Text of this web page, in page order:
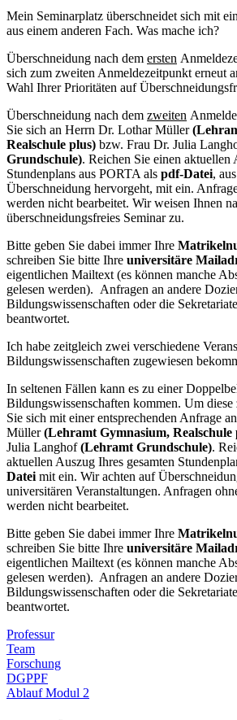
Mein Seminarplatz überschneidet sich mit
aus einem anderen Fach. Was mache ich?
Überschneidung nach dem ersten
sich zum zweiten Anmeldezeitpunkt erneut
Wahl Ihrer Prioritäten auf
Überschneidung nach dem zweiten
Sie sich an Herrn Dr. Lothar Müller
Realschule plus) bzw. Frau Dr. Julia
Grundschule). Reichen Sie einen aktuellen
Stundenplans aus PORTA als pdf-Datei,
Überschneidung hervorgeht, mit ein.
werden nicht bearbeitet. Wir weisen Ihnen
überschneidungsfreies Seminar zu.
Bitte geben Sie dabei immer Ihre
schreiben Sie bitte Ihre universitäre
eigentlichen Mailtext (es können manche
gelesen werden). Anfragen an andere
Bildungswissenschaften oder die
beantwortet.
Ich habe zeitgleich zwei verschiedene
Bildungswissenschaften zugewiesen
In seltenen Fällen kann es zu einer
Bildungswissenschaften kommen. Um diese
Sie sich mit einer entsprechenden Anfrage
Müller(Lehramt Gymnasium, Realschule
Julia Langhof(Lehramt Grundschule).
aktuellen Auszug Ihres gesamten
Dateimit ein. Wir achten auf
universitären Veranstaltungen. Anfragen
werden nicht bearbeitet.
Bitte geben Sie dabei immer Ihre
schreiben Sie bitte Ihre universitäre
eigentlichen Mailtext (es können manche
gelesen werden). Anfragen an andere
Bildungswissenschaften oder die
beantwortet.
Professur
Team
Forschung
DGPPF
Ablauf Modul 2